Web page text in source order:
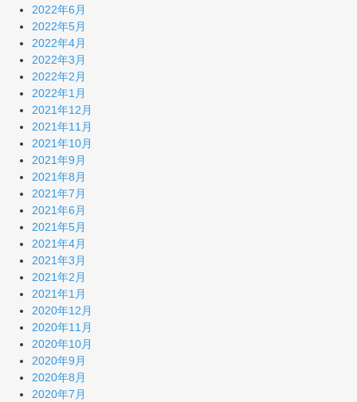
2022年6月
2022年5月
2022年4月
2022年3月
2022年2月
2022年1月
2021年12月
2021年11月
2021年10月
2021年9月
2021年8月
2021年7月
2021年6月
2021年5月
2021年4月
2021年3月
2021年2月
2021年1月
2020年12月
2020年11月
2020年10月
2020年9月
2020年8月
2020年7月